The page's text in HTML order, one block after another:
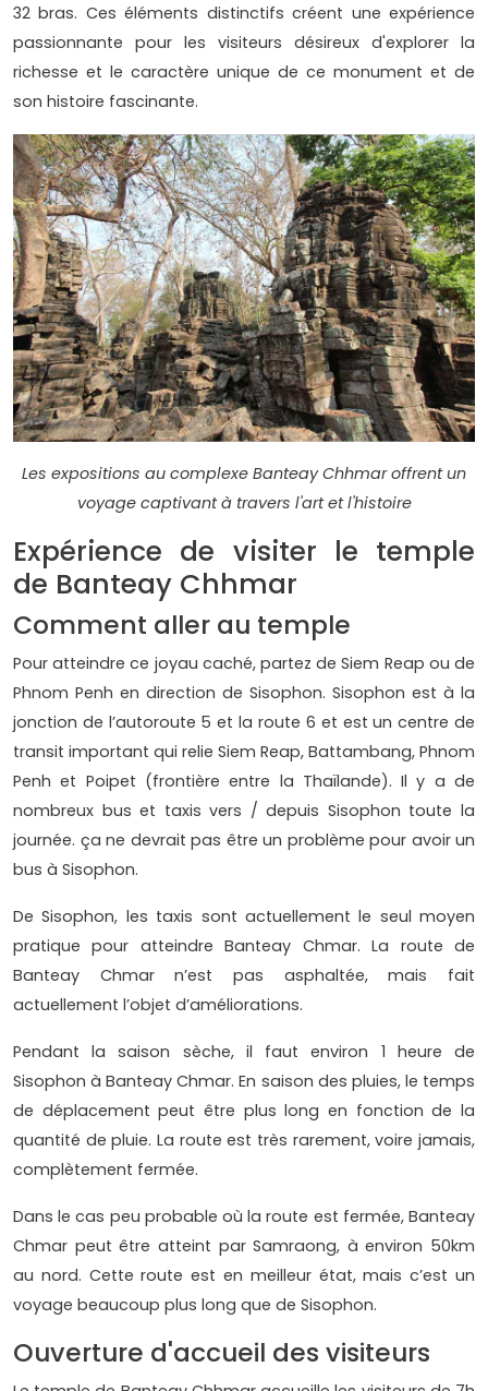
32 bras. Ces éléments distinctifs créent une expérience
passionnante pour les visiteurs désireux d'explorer la
richesse et le caractère unique de ce monument et de
son histoire fascinante.
Les expositions au complexe Banteay Chhmar offrent un
voyage captivant à travers l'art et l'histoire
Expérience de visiter le temple
de Banteay Chhmar
Comment aller au temple
Pour atteindre ce joyau caché, partez de Siem Reap ou de
Phnom Penh en direction de Sisophon. Sisophon est à la
jonction de l’autoroute 5 et la route 6 et est un centre de
transit important qui relie Siem Reap, Battambang, Phnom
Penh et Poipet (frontière entre la Thaïlande). Il y a de
nombreux bus et taxis vers / depuis Sisophon toute la
journée. ça ne devrait pas être un problème pour avoir un
bus à Sisophon.
De Sisophon, les taxis sont actuellement le seul moyen
pratique pour atteindre Banteay Chmar. La route de
Banteay Chmar n’est pas asphaltée, mais fait
actuellement l’objet d’améliorations.
Pendant la saison sèche, il faut environ 1 heure de
Sisophon à Banteay Chmar. En saison des pluies, le temps
de déplacement peut être plus long en fonction de la
quantité de pluie. La route est très rarement, voire jamais,
complètement fermée.
Dans le cas peu probable où la route est fermée, Banteay
Chmar peut être atteint par Samraong, à environ 50km
au nord. Cette route est en meilleur état, mais c’est un
voyage beaucoup plus long que de Sisophon.
Ouverture d'accueil des visiteurs